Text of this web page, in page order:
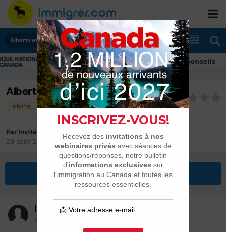
Alberta et Manitoba
Immigrer au Canada: ressources et conseils
Alberta travail et vie?
alberta
Par Invité
29 août 2019
dansAlberta et Manitoba
Répondre à ce sujet
Invité
Posté(e)29 août 2019